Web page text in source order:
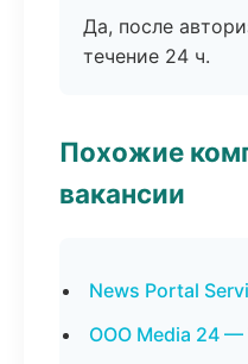
Да, после
течение 24 ч.
Похожие
вакансии
News Portal
ООО Media 24 —